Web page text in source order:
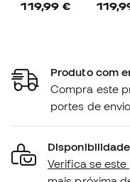
119,99 €
Produto com
Compra este
portes de envio
Verifica se